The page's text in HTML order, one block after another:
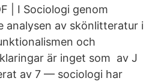
| I Sociologi genom
analysen av skönlitteratur i
och
är inget som av J
av 7 — sociologi har